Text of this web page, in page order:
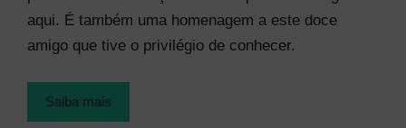
aqui. É também uma homenagem a este doce
amigo que tive o privilégio de conhecer.
Saiba mais